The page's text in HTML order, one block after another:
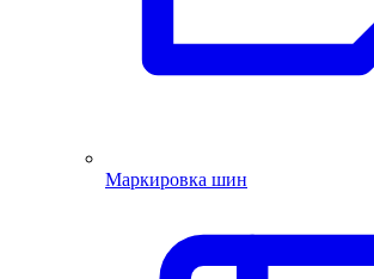
Маркировка шин